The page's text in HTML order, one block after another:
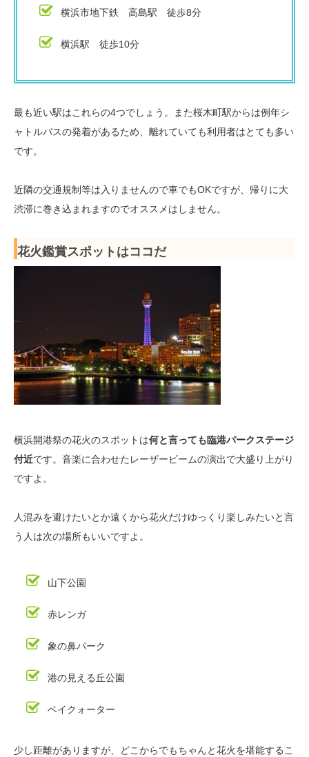
横浜市地下鉄 高島駅 徒歩8分
横浜駅 徒歩10分
最も近い駅はこれらの4つでしょう。また桜木町駅からは例年シ
ャトルバスの発着があるため、離れていても利用者はとても多い
です。
近隣の交通規制等は入りませんので車でもOKですが、帰りに大
渋滞に巻き込まれますのでオススメはしません。
花火鑑賞スポットはココだ
横浜開港祭の花火のスポットは何と言っても臨港パークステージ
付近です。音楽に合わせたレーザービームの演出で大盛り上がり
ですよ。
人混みを避けたいとか遠くから花火だけゆっくり楽しみたいと言
う人は次の場所もいいですよ。
山下公園
赤レンガ
象の鼻パーク
港の見える丘公園
ベイクォーター
少し距離がありますが、どこからでもちゃんと花火を堪能するこ